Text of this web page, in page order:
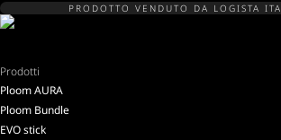
PRODOTTO VENDUTO DA LOGISTA
Prodotti
Ploom AURA
Ploom Bundle
EVO stick